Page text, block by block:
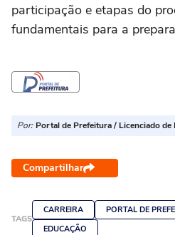
participação e etapas do
fundamentais para a
Por: Portal de Prefeitura / Licenciado
Compartilhar
TAGS
CARREIRA PORTAL DE
EDUCAÇÃO